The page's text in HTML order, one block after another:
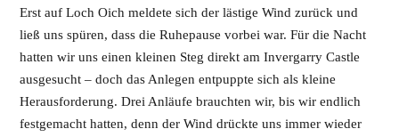
Erst auf Loch Oich meldete sich der lästige Wind zurück und
ließ uns spüren, dass die Ruhepause vorbei war. Für die Nacht
hatten wir uns einen kleinen Steg direkt am Invergarry Castle
ausgesucht – doch das Anlegen entpuppte sich als kleine
Herausforderung. Drei Anläufe brauchten wir, bis wir endlich
festgemacht hatten, denn der Wind drückte uns immer wieder